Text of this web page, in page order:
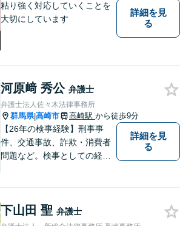
粘り強く対応していくことを
大切にしています
詳細を見
る
河原﨑 秀公 弁護士
弁護士法人佐々木法律事務所
群馬県|高崎市 高崎駅 から徒歩9分
【26年の検事経験】刑事事
件、交通事故、詐欺・消費者
問題など。検事としての経験
めの証拠収集が重要です。お
早めにご相談ください【休
詳細を見
る
下山田 聖 弁護士